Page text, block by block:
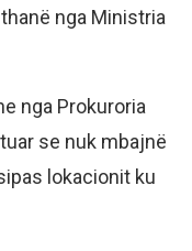
nga Ministria
nga Prokuroria
se nuk mbajnë
lokacionit ku